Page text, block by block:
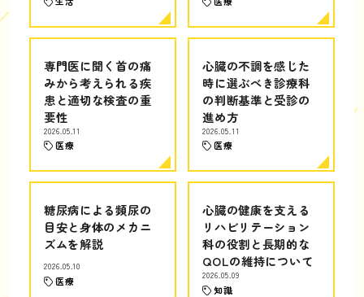
専門医に聞く首の痛
みから考えられる疾
患と適切な検査の重
要性
2026.05.11
医療
心臓の不調を感じた
時に選ぶべき診療科
の判断基準と受診の
進め方
2026.05.11
医療
糖尿病による頻尿の
目安と身体のメカニ
ズムを解説
2026.05.10
医療
心臓の健康を支える
リハビリテーション
科の役割と長期的な
QOLの維持について
2026.05.09
知識